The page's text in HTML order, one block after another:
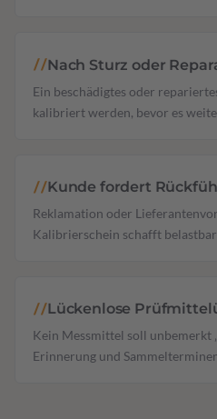
//Nach Sturz oder
Ein beschädigtes oder
kalibriert werden, bevor es
//Kunde fordert
Reklamation oder
Kalibrierschein schafft
//Lückenlose
Kein Messmittel soll
Erinnerung und